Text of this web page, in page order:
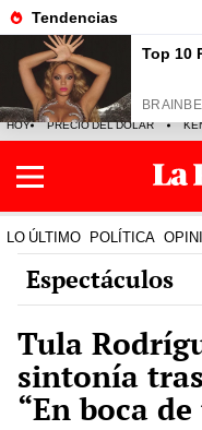
HOY PRECIO DEL DÓLAR
LO ÚLTIMO POLÍTICA
Espectáculos
Tula
sintonía
“En boca